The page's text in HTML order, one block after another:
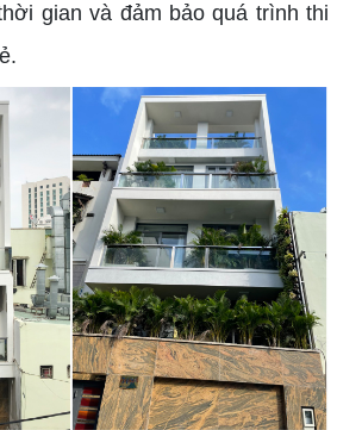
gian và đảm bảo quá trình thi